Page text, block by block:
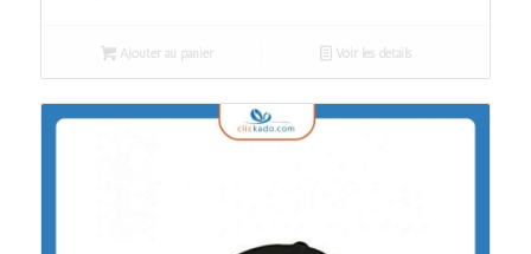
Ajouter au panier Voir les détails